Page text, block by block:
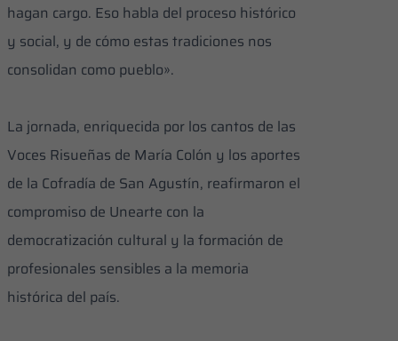
hagan cargo. Eso habla del proceso histórico
y social, y de cómo estas tradiciones nos
consolidan como pueblo».
​La jornada, enriquecida por los cantos de las
Voces Risueñas de María Colón y los aportes
de la Cofradía de San Agustín, reafirmaron el
compromiso de Unearte con la
democratización cultural y la formación de
profesionales sensibles a la memoria
histórica del país.